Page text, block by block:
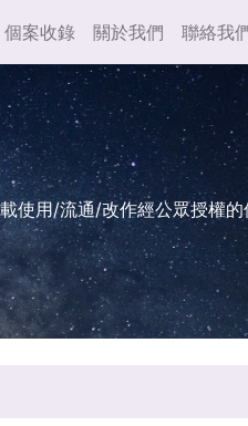
個案收錄 關於我們 聯絡我
使用/流通/改作經公眾授權的